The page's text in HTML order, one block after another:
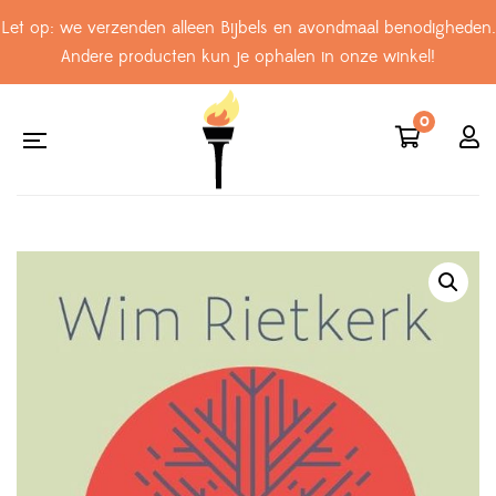
Let op: we verzenden alleen Bijbels en avondmaal benodigheden.
Andere producten kun je ophalen in onze winkel!
0